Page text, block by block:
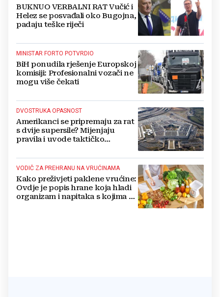
BUKNUO VERBALNI RAT Vučić i
Helez se posvađali oko Bugojna,
padaju teške riječi
MINISTAR FORTO POTVRDIO
BiH ponudila rješenje Europskoj
komisiji: Profesionalni vozači ne
mogu više čekati
DVOSTRUKA OPASNOST
Amerikanci se pripremaju za rat
s dvije supersile? Mijenjaju
pravila i uvode taktičko
VODIČ ZA PREHRANU NA VRUĆINAMA
Kako preživjeti paklene vrućine:
Ovdje je popis hrane koja hladi
organizam i napitaka s kojima si